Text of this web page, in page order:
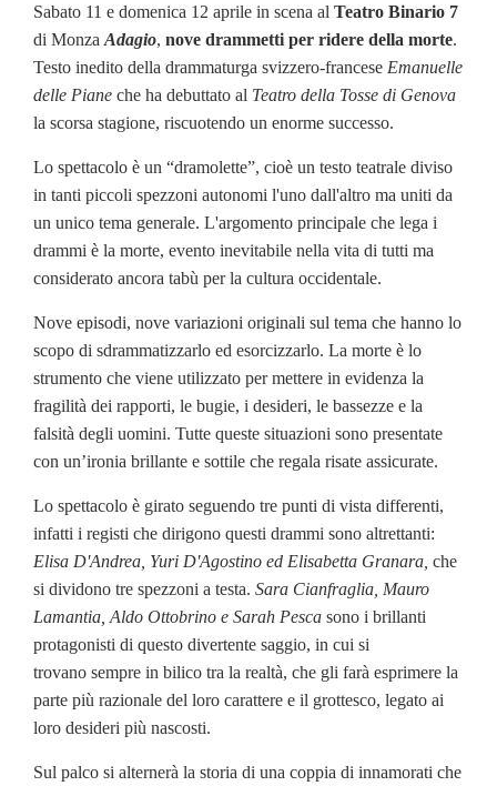
Sabato 11 e domenica 12 aprile in scena al Teatro Binario 7
di Monza Adagio, nove drammetti per ridere della morte.
Testo inedito della drammaturga svizzero-francese Emanuelle
delle Piane che ha debuttato al Teatro della Tosse di Genova
la scorsa stagione, riscuotendo un enorme successo.
Lo spettacolo è un “dramolette”, cioè un testo teatrale diviso
in tanti piccoli spezzoni autonomi l'uno dall'altro ma uniti da
un unico tema generale. L'argomento principale che lega i
drammi è la morte, evento inevitabile nella vita di tutti ma
considerato ancora tabù per la cultura occidentale.
Nove episodi, nove variazioni originali sul tema che hanno lo
scopo di sdrammatizzarlo ed esorcizzarlo. La morte è lo
strumento che viene utilizzato per mettere in evidenza la
fragilità dei rapporti, le bugie, i desideri, le bassezze e la
falsità degli uomini. Tutte queste situazioni sono presentate
con un’ironia brillante e sottile che regala risate assicurate.
Lo spettacolo è girato seguendo tre punti di vista differenti,
infatti i registi che dirigono questi drammi sono altrettanti:
Elisa D'Andrea, Yuri D'Agostino ed Elisabetta Granara, che
si dividono tre spezzoni a testa. Sara Cianfraglia, Mauro
Lamantia, Aldo Ottobrino e Sarah Pesca sono i brillanti
protagonisti di questo divertente saggio, in cui si
trovano sempre in bilico tra la realtà, che gli farà esprimere la
parte più razionale del loro carattere e il grottesco, legato ai
loro desideri più nascosti.
Sul palco si alternerà la storia di una coppia di innamorati che